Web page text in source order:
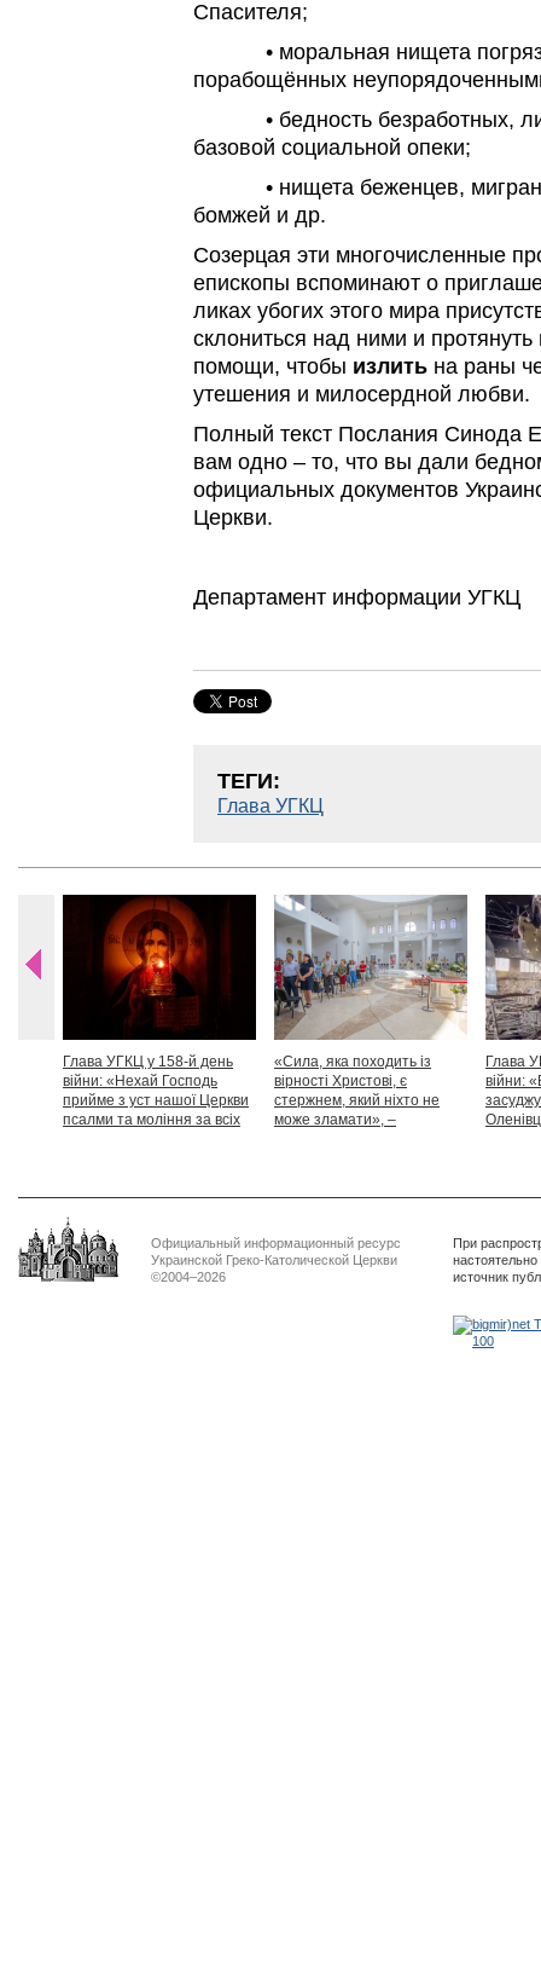
Спасителя;
• моральная нищета
порабощённых
• бедность безработных,
базовой социальной опеки;
• нищета беженцев,
бомжей и др.
Созерцая эти многочисленные
епископы вспоминают о
ликах убогих этого мира
склониться над ними и протянуть
помощи, чтобы излить на раны
утешения и милосердной любви.
Полный текст Послания Синода
вам одно – то, что вы дали
официальных документов
Церкви.
Департамент информации УГКЦ
ТЕГИ:
Глава УГКЦ
Глава УГКЦ у 158-й день
війни: «Нехай Господь
прийме з уст нашої Церкви
псалми та моління за всіх
«Сила, яка походить із
вірності Христові, є
стержнем, який ніхто не
може зламати», –
Глава
війни:
Официальный информационный ресурс
Украинской Греко-Католической Церкви
©2004–2026
При
источник